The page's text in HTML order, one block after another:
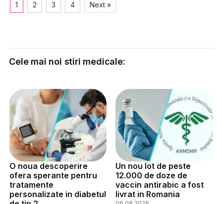
1 2 3 4 Next »
Cele mai noi stiri medicale:
O noua descoperire
ofera sperante pentru
tratamente
personalizate in diabetul
Un nou lot de peste
12.000 de doze de
vaccin antirabic a fost
livrat in Romania